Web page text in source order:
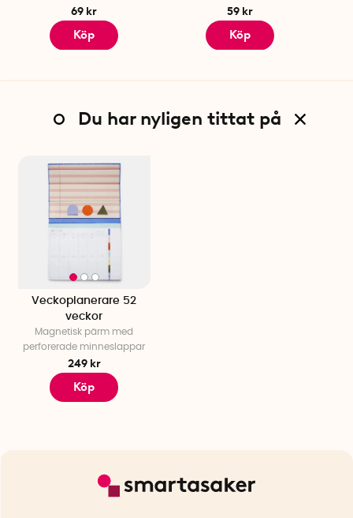
69 kr
Köp
59 kr
Köp
Du har nyligen tittat på
Veckoplanerare 52
veckor
Magnetisk pärm med
perforerade minneslappar
249 kr
Köp